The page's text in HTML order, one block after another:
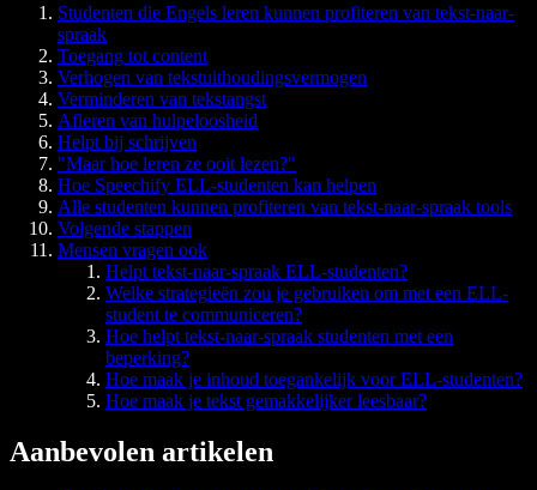
Studenten die Engels leren kunnen profiteren van tekst-naar-
spraak
Toegang tot content
Verhogen van tekstuithoudingsvermogen
Verminderen van tekstangst
Afleren van hulpeloosheid
Helpt bij schrijven
"Maar hoe leren ze ooit lezen?"
Hoe Speechify ELL-studenten kan helpen
Alle studenten kunnen profiteren van tekst-naar-spraak tools
Volgende stappen
Mensen vragen ook
Helpt tekst-naar-spraak ELL-studenten?
Welke strategieën zou je gebruiken om met een ELL-
student te communiceren?
Hoe helpt tekst-naar-spraak studenten met een
beperking?
Hoe maak je inhoud toegankelijk voor ELL-studenten?
Hoe maak je tekst gemakkelijker leesbaar?
Aanbevolen artikelen